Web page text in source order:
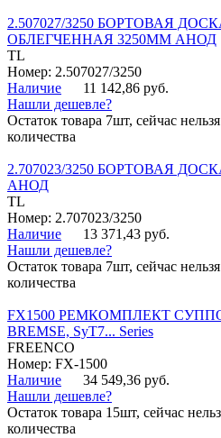
2.507027/3250 БОРТОВАЯ
ОБЛЕГЧЕННАЯ 3250ММ АНОД
TL
Номер: 2.507027/3250
Наличие
11 142,86 руб.
Нашли дешевле?
Остаток товара 7шт, сейчас
количества
2.707023/3250 БОРТОВАЯ
АНОД
TL
Номер: 2.707023/3250
Наличие
13 371,43 руб.
Нашли дешевле?
Остаток товара 7шт, сейчас
количества
FX1500 РЕМКОМПЛЕКТ
BREMSE, SyT7... Series
FREENCO
Номер: FX-1500
Наличие
34 549,36 руб.
Нашли дешевле?
Остаток товара 15шт, сейчас
количества